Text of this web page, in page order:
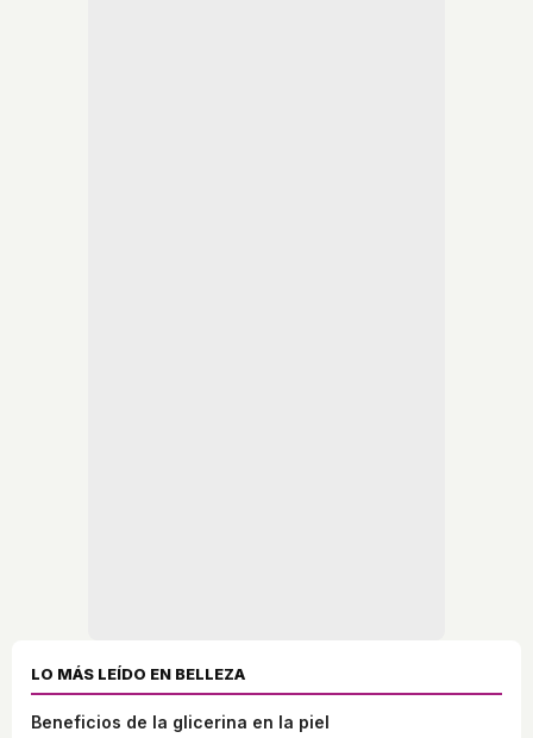
LO MÁS LEÍDO EN BELLEZA
Beneficios de la glicerina en la piel